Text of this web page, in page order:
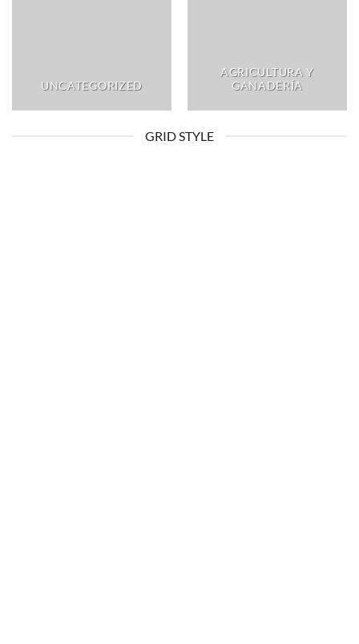
UNCATEGORIZED
AGRICULTURA Y
GANADERÍA
GRID STYLE